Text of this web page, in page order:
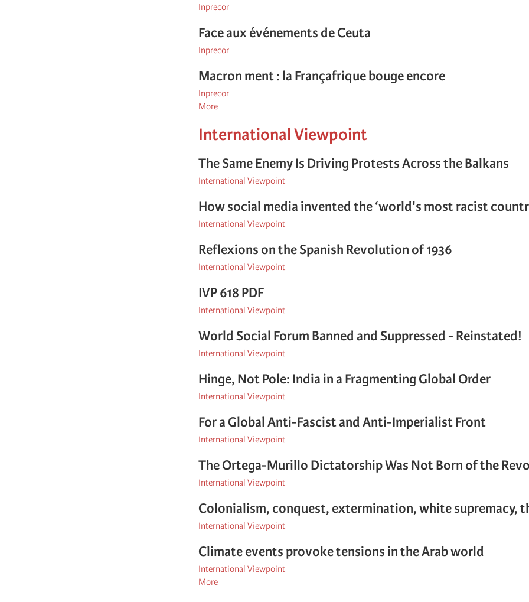
Inprecor
Face aux événements de Ceuta
Inprecor
Macron ment : la Françafrique bouge encore
Inprecor
More
Inprecor
International Viewpoint
The Same Enemy Is Driving Protests Across the Balkans
International Viewpoint
How social media invented the ‘world's most racist
International Viewpoint
Reflexions on the Spanish Revolution of 1936
International Viewpoint
IVP 618 PDF
International Viewpoint
World Social Forum Banned and Suppressed - Reinstated!
International Viewpoint
Hinge, Not Pole: India in a Fragmenting Global Order
International Viewpoint
For a Global Anti-Fascist and Anti-Imperialist Front
International Viewpoint
The Ortega-Murillo Dictatorship Was Not Born of the
International Viewpoint
Colonialism, conquest, extermination, white supremacy,
International Viewpoint
Climate events provoke tensions in the Arab world
International Viewpoint
More